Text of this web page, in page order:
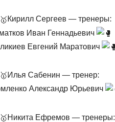
Кирилл Сергеев — тренеры:
Иван Геннадьевич
Евгений Маратович
Илья Сабенин — тренер:
Александр Юрьевич
Никита Ефремов — тренеры: